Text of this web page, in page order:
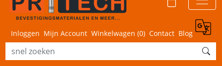
Inloggen Mijn Account Winkelwagen (0) Contact Blog